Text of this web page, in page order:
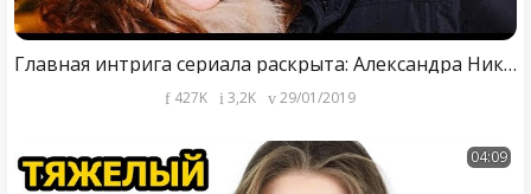
Главная интрига сериала раскрыта: Александра Никифорова откровенно о бурном романе с турецким артист
427K 3,2K 29/01/2019
04:09